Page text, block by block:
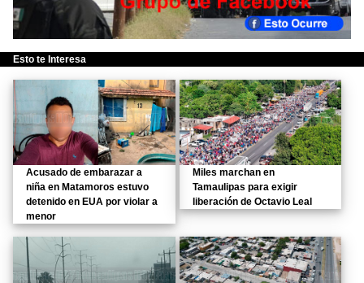
Esto te Interesa
Acusado de embarazar a
niña en Matamoros estuvo
detenido en EUA por violar a
menor
Miles marchan en
Tamaulipas para exigir
liberación de Octavio Leal